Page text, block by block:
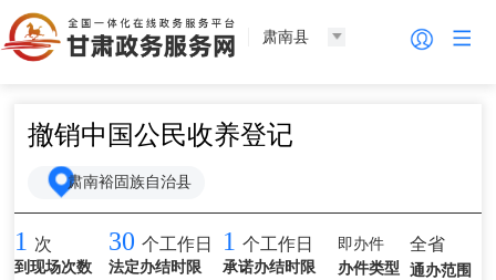
肃南县
撤销中国公民收养登记
肃南裕固族自治县
1 次
到现场次数
30 个工作日
法定办结时限
1 个工作日
承诺办结时限
即办件
办件类型
全省
通办范围